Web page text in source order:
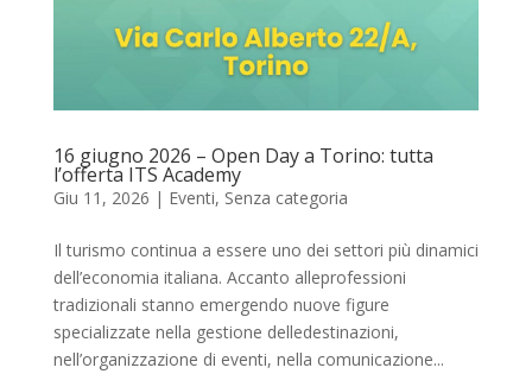
16 giugno 2026 – Open Day a Torino: tutta
l’offerta ITS Academy
Giu 11, 2026 | Eventi, Senza categoria
Il turismo continua a essere uno dei settori più dinamici
dell’economia italiana. Accanto alleprofessioni
tradizionali stanno emergendo nuove figure
specializzate nella gestione delledestinazioni,
nell’organizzazione di eventi, nella comunicazione...